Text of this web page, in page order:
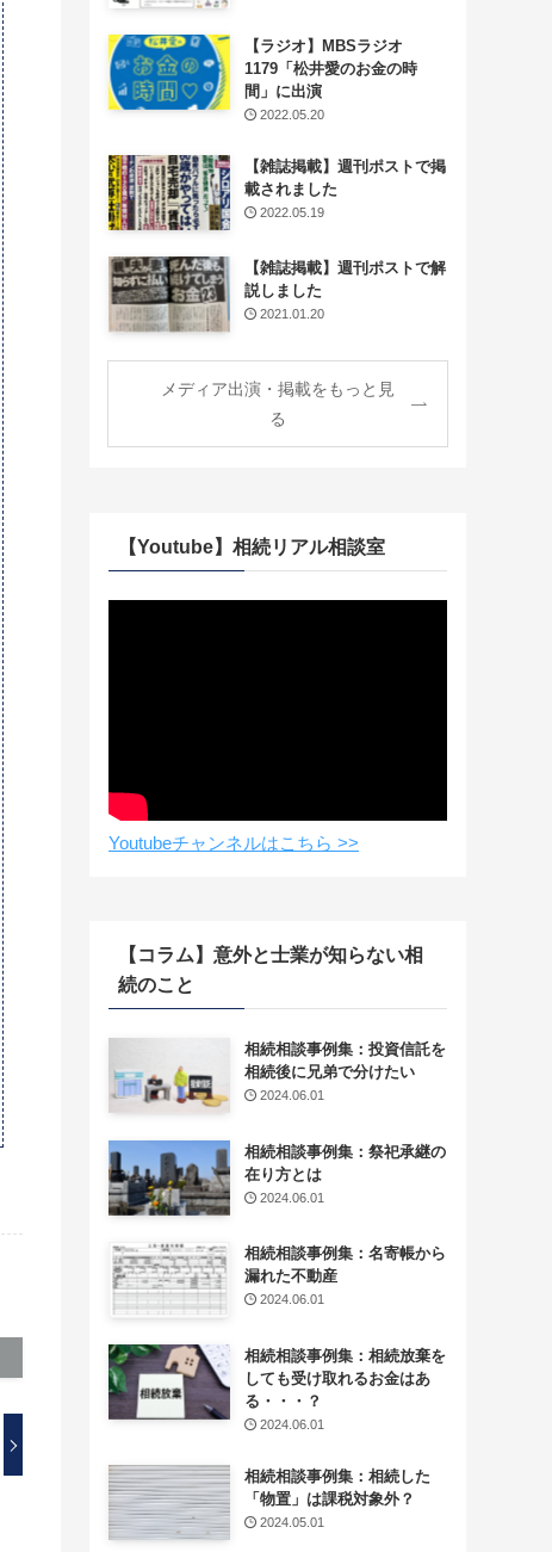
【ラジオ】MBSラジオ
1179「松井愛のお金の時
間」に出演
2022.05.20
【雑誌掲載】週刊ポストで掲
載されました
2022.05.19
【雑誌掲載】週刊ポストで解
説しました
2021.01.20
メディア出演・掲載をもっと見
る
【Youtube】相続リアル相談室
Youtubeチャンネルはこちら >>
【コラム】意外と士業が知らない相
続のこと
相続相談事例集：投資信託を
相続後に兄弟で分けたい
2024.06.01
相続相談事例集：祭祀承継の
在り方とは
2024.06.01
相続相談事例集：名寄帳から
漏れた不動産
2024.06.01
相続相談事例集：相続放棄を
しても受け取れるお金はあ
る・・・？
2024.06.01
相続相談事例集：相続した
「物置」は課税対象外？
2024.05.01